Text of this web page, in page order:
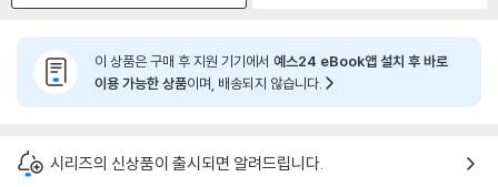
이 상품은 구매 후 지원 기기에서 예스24 eBook앱 설치 후 바로
이용 가능한 상품이며, 배송되지 않습니다.
시리즈의 신상품이 출시되면 알려드립니다.